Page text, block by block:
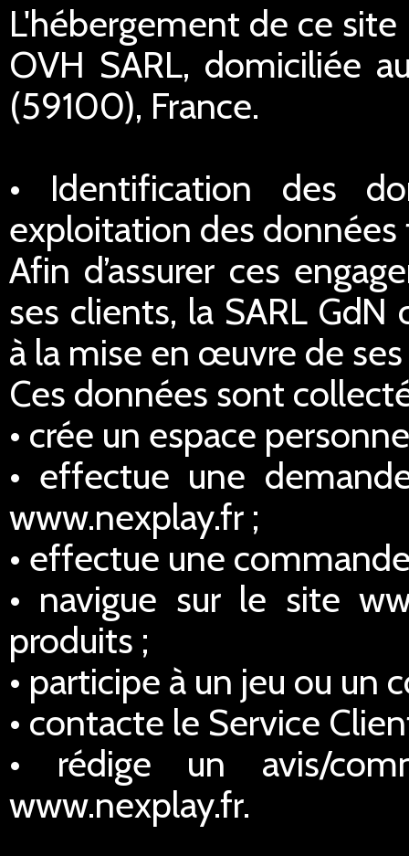
L'hébergement de ce
OVH SARL, domiciliée
(59100), France.
• Identification des
exploitation des données
Afin d’assurer ces
ses clients, la SARL
à la mise en œuvre de
Ces données sont
• crée un espace
• effectue une
www.nexplay.fr ;
• effectue une
• navigue sur le site
produits ;
• participe à un jeu ou un
• contacte le Service
• rédige un avis/
www.nexplay.fr.